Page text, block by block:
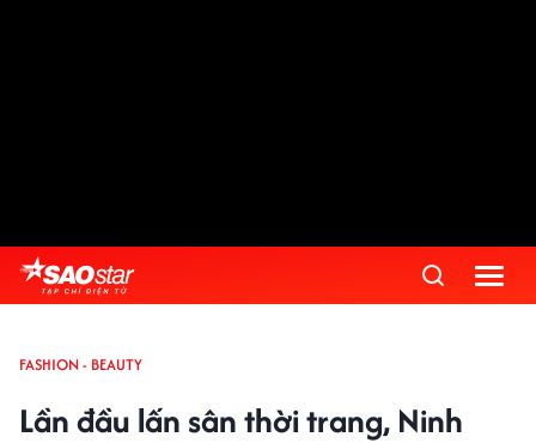
FASHION - BEAUTY
Lần đầu lấn sân thời trang, Ninh